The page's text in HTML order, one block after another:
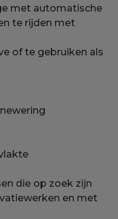
met automatische
te rijden met
of te gebruiken als
die op zoek zijn
en met